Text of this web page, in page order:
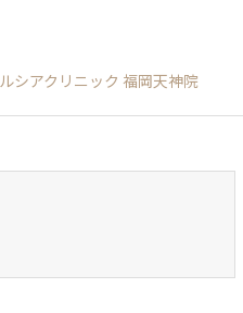
ルシアクリニック 福岡天神院